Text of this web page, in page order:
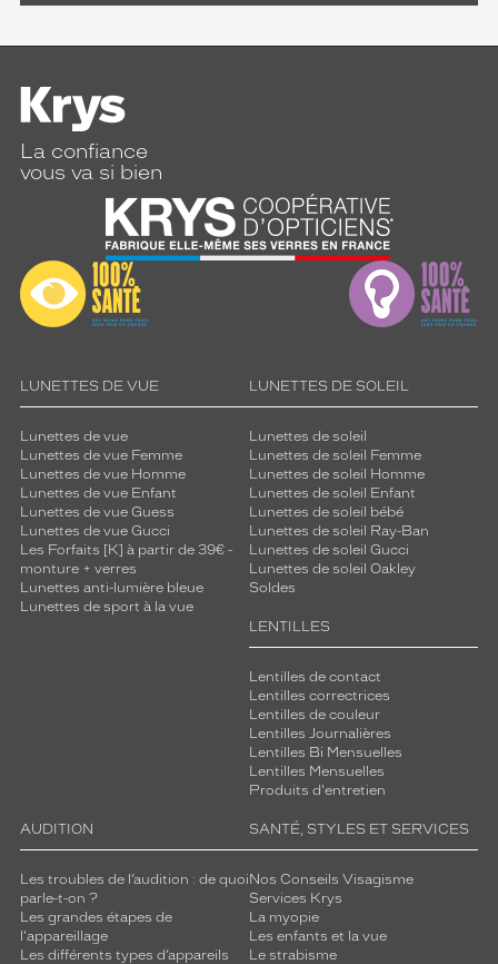
La confiance
vous va si bien
LUNETTES DE VUE
Lunettes de vue
Lunettes de vue Femme
Lunettes de vue Homme
Lunettes de vue Enfant
Lunettes de vue Guess
Lunettes de vue Gucci
Les Forfaits [K] à partir de 39€ -
monture + verres
Lunettes anti-lumière bleue
Lunettes de sport à la vue
LUNETTES DE SOLEIL
Lunettes de soleil
Lunettes de soleil Femme
Lunettes de soleil Homme
Lunettes de soleil Enfant
Lunettes de soleil bébé
Lunettes de soleil Ray-Ban
Lunettes de soleil Gucci
Lunettes de soleil Oakley
Soldes
LENTILLES
Lentilles de contact
Lentilles correctrices
Lentilles de couleur
Lentilles Journalières
Lentilles Bi Mensuelles
Lentilles Mensuelles
Produits d'entretien
AUDITION
Les troubles de l’audition : de quoi
parle-t-on ?
Les grandes étapes de
l'appareillage
Les différents types d’appareils
SANTÉ, STYLES ET SERVICES
Nos Conseils Visagisme
Services Krys
La myopie
Les enfants et la vue
Le strabisme